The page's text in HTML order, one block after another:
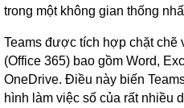
trong một không gian thống
Teams được tích hợp chặt chẽ
(Office 365) bao gồm Word,
OneDrive. Điều này biến
hình làm việc số của rất nhiều